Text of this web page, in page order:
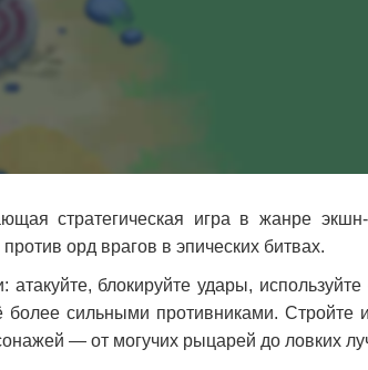
стратегическая игра в жанре
орд врагов в эпических битвах.
блокируйте удары,
более сильными противниками.
— от могучих рыцарей до ловких